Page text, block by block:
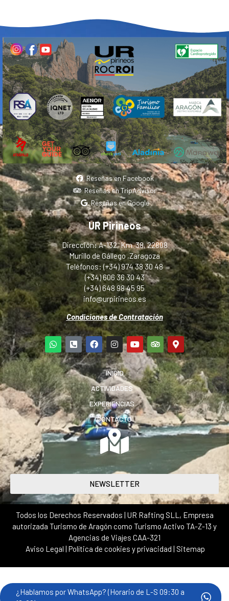
Reseñas en Facebook
Reseñas en TripAdvisor
Reseñas en Google
UR Pirineos
Dirección: A-132, Km. 38, 22808
Murillo de Gállego ,Zaragoza
Teléfonos: (+34) 974 38 30 48
(+34) 606 36 30 43
(+34) 648 98 45 95
info@urpirineos.es
Condiciones de Contratación
INICIO
ACTIVIDADES
EXPERIENCIAS
CONTACTO
NEWSLETTER
Todos los Derechos Reservados | UR Rafting SLL, Empresa
autorizada Turismo de Aragón como Turismo Activo TA-Z-13 y
Agencias de Viajes CAA-321
Aviso Legal Política de cookies y privacidad Sitemap
¿Hablamos por WhatsApp? (Horario de L-S 09:30 a